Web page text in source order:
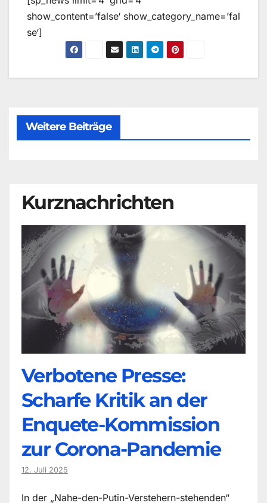
show_content=’false‘ show_category_name=’fal
se‘]
Weitere Beiträge
Kurznachrichten
Verbotene Presse:
Scharfe Kritik an der
Enquete-Kommission
zur Corona-Pandemie
12. Juli 2025
In der „Nahe-den-Putin-Verstehern-stehenden“